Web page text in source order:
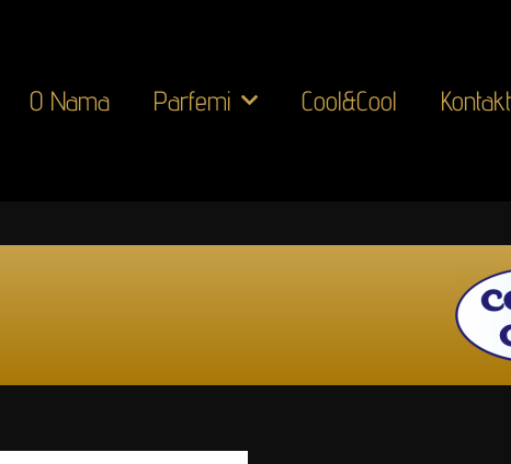
O Nama Parfemi Cool&Cool Kontakt